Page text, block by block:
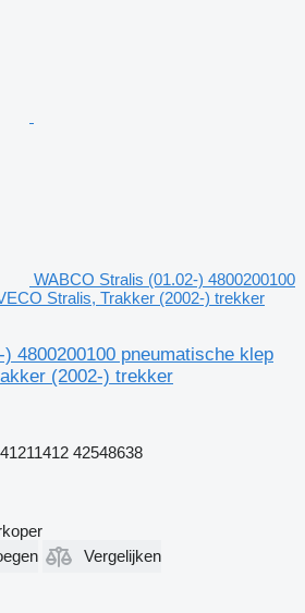
WABCO Stralis (01.02-) 4800200100
Stralis, Trakker (2002-) trekker
4800200100 pneumatische klep
(2002-) trekker
42548638
Vergelijken